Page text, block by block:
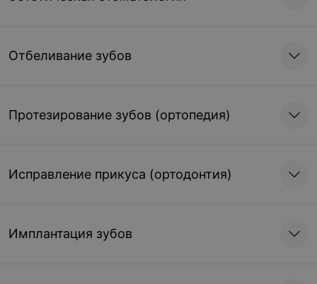
Отбеливание зубов
Протезирование зубов (ортопедия)
Исправление прикуса (ортодонтия)
Имплантация зубов